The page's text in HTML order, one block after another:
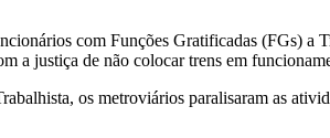
com Funções Gratificadas (FGs) a
a justiça de não colocar trens em
os metroviários paralisaram as